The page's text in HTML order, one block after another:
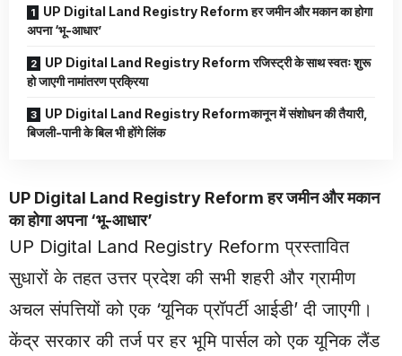
UP Digital Land Registry Reform हर जमीन और मकान का होगा
अपना ‘भू-आधार’
UP Digital Land Registry Reform रजिस्ट्री के साथ स्वतः शुरू
हो जाएगी नामांतरण प्रक्रिया
UP Digital Land Registry Reformकानून में संशोधन की तैयारी,
बिजली-पानी के बिल भी होंगे लिंक
UP Digital Land Registry Reform हर जमीन और मकान
का होगा अपना ‘भू-आधार’
UP Digital Land Registry Reform प्रस्तावित
सुधारों के तहत उत्तर प्रदेश की सभी शहरी और ग्रामीण
अचल संपत्तियों को एक ‘यूनिक प्रॉपर्टी आईडी’ दी जाएगी।
केंद्र सरकार की तर्ज पर हर भूमि पार्सल को एक यूनिक लैंड